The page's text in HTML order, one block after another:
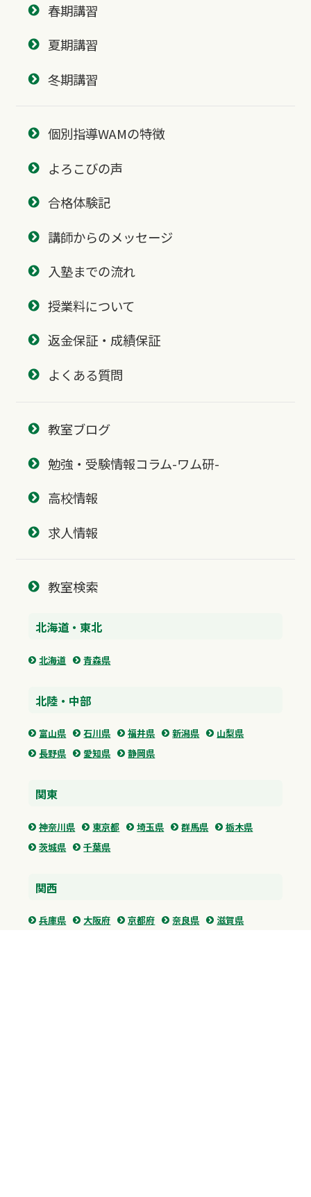
春期講習
夏期講習
冬期講習
個別指導WAMの特徴
よろこびの声
合格体験記
講師からのメッセージ
入塾までの流れ
授業料について
返金保証・成績保証
よくある質問
教室ブログ
勉強・受験情報コラム-ワム研-
高校情報
求人情報
教室検索
北海道・東北
北海道 青森県
北陸・中部
富山県 石川県 福井県 新潟県
山梨県
長野県
愛知県 静岡県
関東
神奈川県 東京都 埼玉県 群馬県
栃木県
茨城県
千葉県
関西
兵庫県 大阪府 京都府 奈良県
滋賀県